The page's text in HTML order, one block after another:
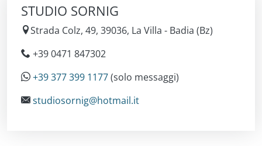
STUDIO SORNIG
Strada Colz, 49, 39036, La Villa - Badia (Bz)
+39 0471 847302
+39 377 399 1177(solo messaggi)
studiosornig@hotmail.it